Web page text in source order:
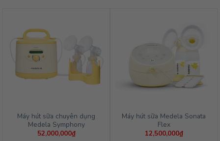
Máy hút sữa chuyên dụng
Medela Symphony
52,000,000₫
Máy hút sữa Medela Sonata
Flex
12,500,000₫